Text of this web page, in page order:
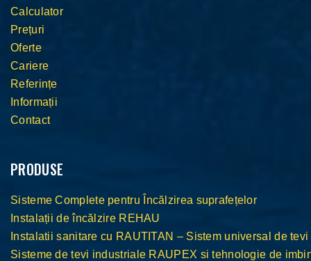
Calculator
Prețuri
Oferte
Cariere
Referințe
Informații
Contact
PRODUSE
Sisteme Complete pentru Încălzirea suprafețelor
Instalații de încălzire REHAU
Instalatii sanitare cu RAUTITAN – Sistem universal de tevi
Sisteme de tevi industriale RAUPEX si tehnologie de